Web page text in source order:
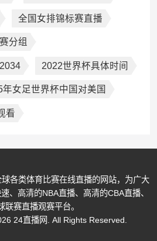
全国女排锦标赛直播
分组
2022世界杯具体时间
年女足世界杯中国对美国
看
各类体育比赛在线直播的网站，为广大
、高清的NBA直播、高清的CBA直播、
联赛直播观赛平台。
24直播网. All Rights Reserved.